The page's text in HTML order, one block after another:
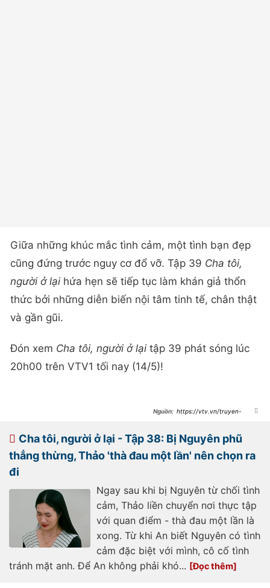
Giữa những khúc mắc tình cảm, một tình bạn đẹp
cũng đứng trước nguy cơ đổ vỡ. Tập 39 Cha tôi,
người ở lại hứa hẹn sẽ tiếp tục làm khán giả thổn
thức bởi những diễn biến nội tâm tinh tế, chân thật
và gần gũi.
Đón xem Cha tôi, người ở lại tập 39 phát sóng lúc
20h00 trên VTV1 tối nay (14/5)!
https://vtv.vn/truyen-
nut-20250514093607666.htm
Cha tôi, người ở lại - Tập 38: Bị Nguyên phũ
thẳng thừng, Thảo 'thà đau một lần' nên chọn ra
đi
Ngay sau khi bị Nguyên từ chối tình
cảm, Thảo liền chuyển nơi thực tập
với quan điểm - thà đau một lần là
xong. Từ khi An biết Nguyên có tình
cảm đặc biệt với mình, cô cố tình
tránh mặt anh. Để An không phải khó...